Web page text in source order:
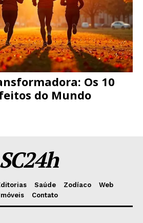
Os 10
do Mundo
SC24h
Saúde Zodíaco
Web
Contato